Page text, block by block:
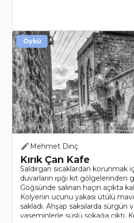
Mehmet Dinç
Kırık Çan Kafe
Saldırgan sıcaklardan korunmak
duvarların ışığı kıt gölgelerinden
Göğsünde salınan haçın açıkta
Kolyenin ucunu yakası ütülü
sakladı. Ahşap saksılarda sürgün
yaseminlerle süslü sokağa çıktı.
Öykü